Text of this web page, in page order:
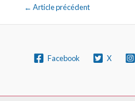
← Article précédent
Facebook X